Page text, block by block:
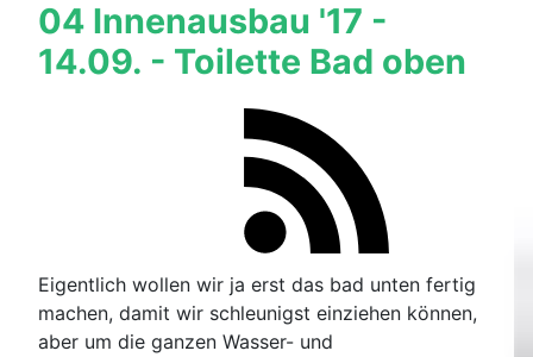
04 Innenausbau '17 -
14.09. - Toilette Bad oben
Eigentlich wollen wir ja erst das bad unten fertig
machen, damit wir schleunigst einziehen können,
aber um die ganzen Wasser- und